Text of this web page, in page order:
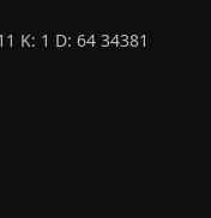
K: 1 D: 64 34381